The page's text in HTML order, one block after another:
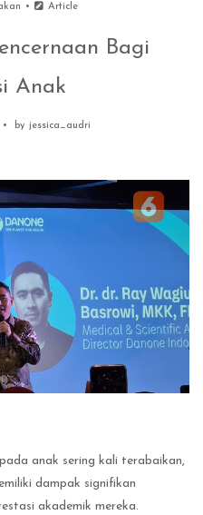
Article
Bagi
Anak
by jessica_audri
anak sering kali terabaikan,
dampak signifikan
akademik mereka.